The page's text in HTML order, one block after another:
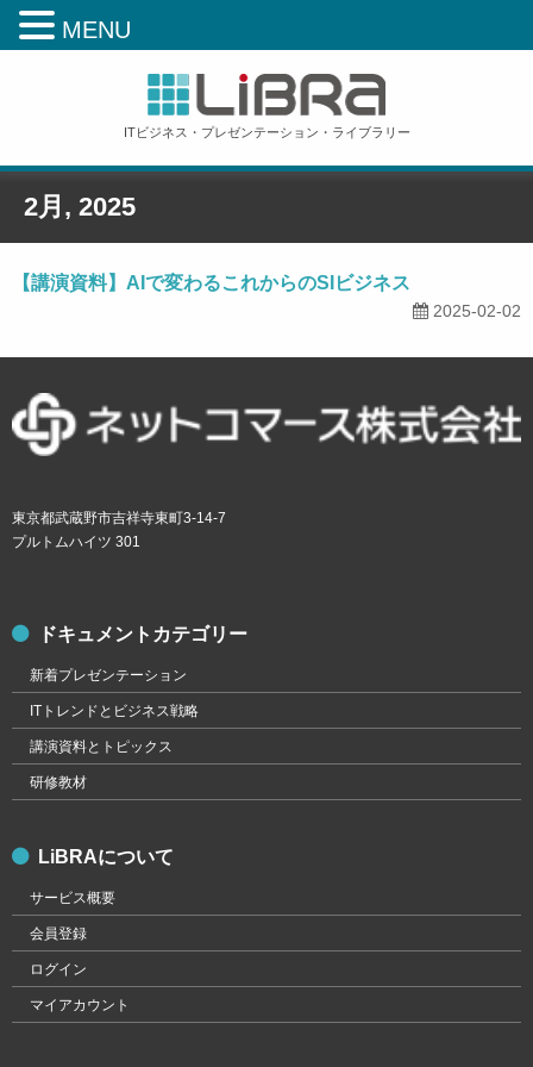
ITビジネス・プレゼンテーション・ライブラリー
2月, 2025
ホーム » Monthly Archive for: '2月 2nd, 2025'
【講演資料】AIで変わるこれからのSIビジネス
2025-02-02
東京都武蔵野市吉祥寺東町3-14-7
プルトムハイツ 301
ドキュメントカテゴリー
新着プレゼンテーション
ITトレンドとビジネス戦略
講演資料とトピックス
研修教材
LiBRAについて
サービス概要
会員登録
ログイン
マイアカウント
MENU